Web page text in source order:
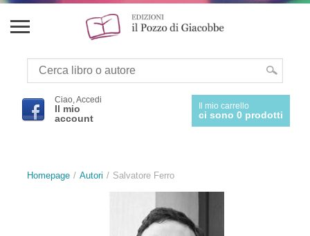
Ciao, Accedi
Il mio
account
Il mio carrello
ci sono 0 prodotti
Homepage Autori Salvatore Ferro